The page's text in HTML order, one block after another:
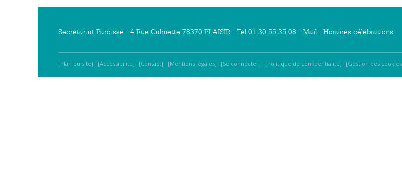
Secrétariat Paroisse - 4 Rue Calmette 78370 PLAISIR - Tél 01.30.55.35.08 - Mail- Horaires célébrations
Plan du site Accessibilité Contact Mentions légales Se connecter Politique de confidentialité Gestion des cookies